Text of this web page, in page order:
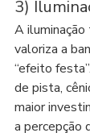
3)
A iluminação
valoriza a
“efeito
de pista,
maior
a percepção